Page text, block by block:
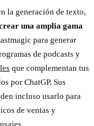
la generación de texto,
una amplia gama
para generar
de podcasts y
que complementan tus
por ChatGP. Sus
incluso usarlo para
de ventas y